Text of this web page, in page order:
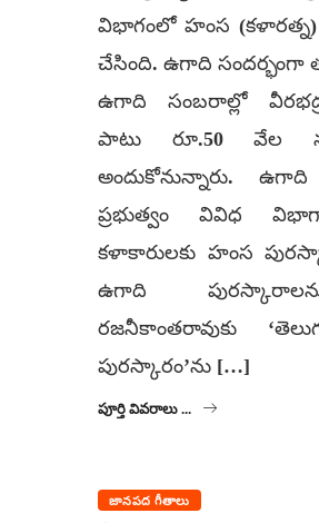
విభాగంలో హంస (కళారత్న)
చేసింది. ఉగాది సందర్భంగా
ఉగాది సంబరాల్లో
పాటు రూ.50 వేల
అందుకోనున్నారు.
ప్రభుత్వం వివిధ
కళాకారులకు హంస
ఉగాది
రజనీకాంతరావుకు
పురస్కారం’ను […]
పూర్తి వివరాలు ...
జానపద గీతాలు